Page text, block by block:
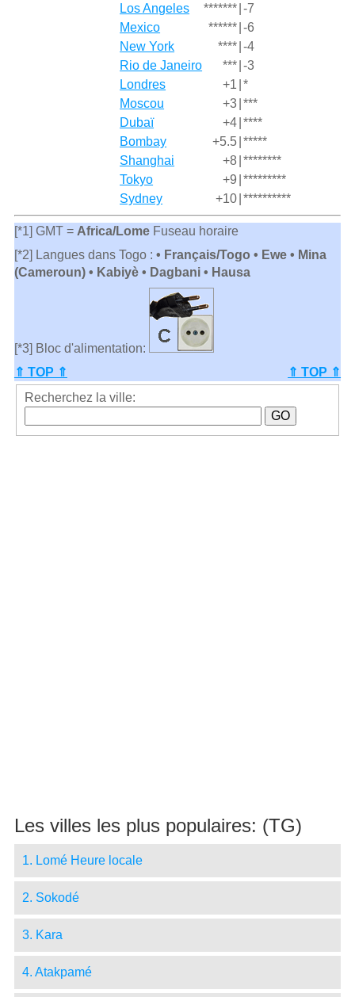
Los Angeles ******* -7
Mexico
****** -6
New York
**** -4
Rio de Janeiro
*** -3
Londres
+1 *
Moscou
+3 ***
Dubaï
+4 ****
Bombay
+5.5 *****
Shanghai
+8 ********
Tokyo
+9 *********
Sydney
+10 **********
[*1] GMT = Africa/LomeFuseau horaire
[*2] Langues dans Togo : • Français/Togo • Ewe • Mina
(Cameroun) • Kabiyè • Dagbani • Hausa
[*3] Bloc d'alimentation:
⇑ TOP ⇑
⇑ TOP ⇑
Recherchez la ville:
Les villes les plus populaires: (TG)
1. Lomé Heure locale
2. Sokodé
3. Kara
4. Atakpamé